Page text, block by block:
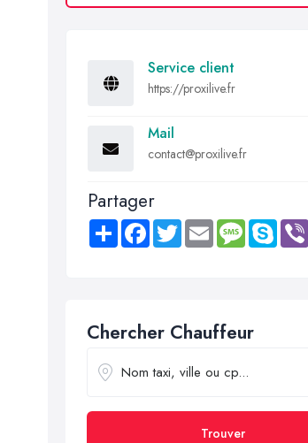
Service client
https://proxilive.fr
Mail
contact@proxilive.fr
Partager
Share FacebookTwitter Email MessageSkype
Chercher Chauffeur
Trouver